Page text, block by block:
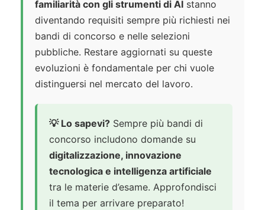
familiarità con gli strumenti di AI stanno
diventando requisiti sempre più richiesti nei
bandi di concorso e nelle selezioni
pubbliche. Restare aggiornati su queste
evoluzioni è fondamentale per chi vuole
distinguersi nel mercato del lavoro.
💡 Lo sapevi? Sempre più bandi di
concorso includono domande su
digitalizzazione, innovazione
tecnologica e intelligenza artificiale
tra le materie d’esame. Approfondisci
il tema per arrivare preparato!